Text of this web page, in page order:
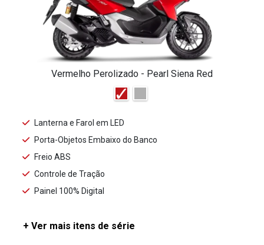
Vermelho Perolizado - Pearl Siena Red
Lanterna e Farol em LED
Porta-Objetos Embaixo do Banco
Freio ABS
Controle de Tração
Painel 100% Digital
+ Ver mais itens de série